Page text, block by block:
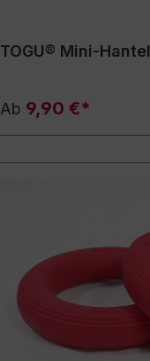
TOGU® Mini-Hantel
Ab 9,90 €*